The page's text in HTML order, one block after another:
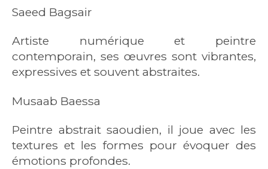
Saeed Bagsair
Artiste numérique et peintre
contemporain, ses œuvres sont vibrantes,
expressives et souvent abstraites.
Musaab Baessa
Peintre abstrait saoudien, il joue avec les
textures et les formes pour évoquer des
émotions profondes.